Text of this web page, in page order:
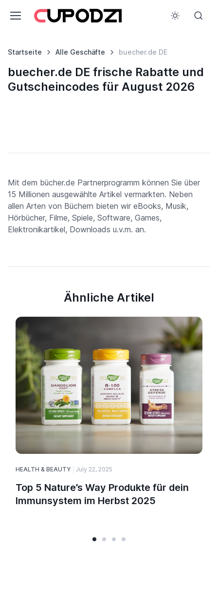
Startseite Alle Geschäfte buecher.de DE
buecher.de DE frische Rabatte und
Gutscheincodes für August 2026
Mit dem bücher.de Partnerprogramm können Sie über
15 Millionen ausgewählte Artikel vermarkten. Neben
allen Arten von Büchern bieten wir eBooks, Musik,
Hörbücher, Filme, Spiele, Software, Games,
Elektronikartikel, Downloads u.v.m. an.
Ähnliche Artikel
HEALTH & BEAUTY July 22, 2025
Top 5 Nature’s Way Produkte für dein
Immunsystem im Herbst 2025